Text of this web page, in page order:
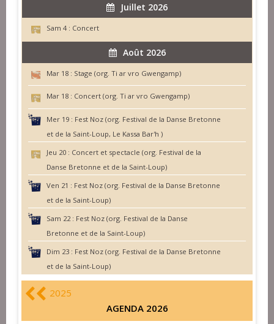
Juillet 2026
Sam 4 : Concert
Août 2026
Mar 18 : Stage (org. Ti ar vro Gwengamp)
Mar 18 : Concert (org. Ti ar vro Gwengamp)
Mer 19 : Fest Noz (org. Festival de la Danse Bretonne
et de la Saint-Loup, Le Kassa Bar'h )
Jeu 20 : Concert et spectacle (org. Festival de la
Danse Bretonne et de la Saint-Loup)
Ven 21 : Fest Noz (org. Festival de la Danse Bretonne
et de la Saint-Loup)
Sam 22 : Fest Noz (org. Festival de la Danse
Bretonne et de la Saint-Loup)
Dim 23 : Fest Noz (org. Festival de la Danse Bretonne
et de la Saint-Loup)
2025
AGENDA 2026